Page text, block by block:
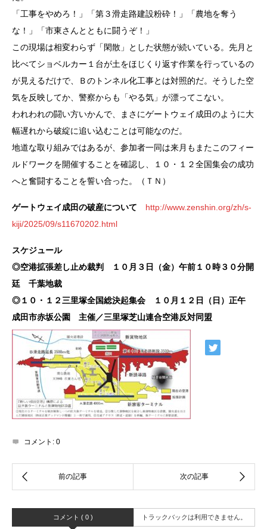
「工事をやめろ！」「第３滑走路建設粉砕！」「農地を奪う
な！」「市東さんとともに闘うぞ！」
この現場は相変わらず「閑散」とした状態が続いている。先月と
比べてショベルカー１台が土をほじくり返す作業を行っているの
が見えるだけで、Ｂのトンネル化工事とは対照的だ。そうした空
気を反映してか、警察からも「やる気」が漂ってこない。
われわれの闘い方いかんで、まさにゲートウェイ成田のように大
幅遅れから破綻に追い込むことは可能なのだ。
地道な取り組みではあるが、参加者一同は来月もまたこのフィー
ルドワークを開催することを確認し、１０・１２全国集会の成功
へと奮闘することを誓い合った。（ＴＮ）
ゲートウェイ成田の破産について
http://www.zenshin.org/zh/s-
kiji/2025/09/s11670202.html
スケジュール
◎空港拡張差し止め裁判 １０月３日（金）午前１０時３０分開
廷 千葉地裁
◎１０・１２三里塚全国総決起集会 １０月１２日（日）正午
成田市赤坂公園 主催／三里塚芝山連合空港反対同盟
コメント: 0
コメント ( 0 ) トラックバックは利用できません。